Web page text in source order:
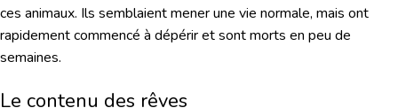
ces animaux. Ils semblaient mener une vie normale, mais ont
rapidement commencé à dépérir et sont morts en peu de
semaines.
Le contenu des rêves